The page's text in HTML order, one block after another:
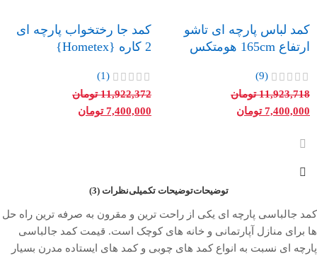
کمد لباس پارچه ای تاشو
ارتفاع 165cm هومتکس
(9)
11,923,718 تومان
7,400,000 تومان
کمد جا رختخواب پارچه ای
2 کاره {Hometex}
(1)
11,922,372 تومان
7,400,000 تومان
توضیحاتتوضیحات تکمیلینظرات (3)
کمد جالباسی پارچه ای یکی از راحت ترین و مقرون به صرفه ترین راه حل
ها برای منازل آپارتمانی و خانه های کوچک است. قیمت کمد جالباسی
پارچه ای نسبت به انواع کمد های چوبی و کمد های ایستاده مدرن بسیار